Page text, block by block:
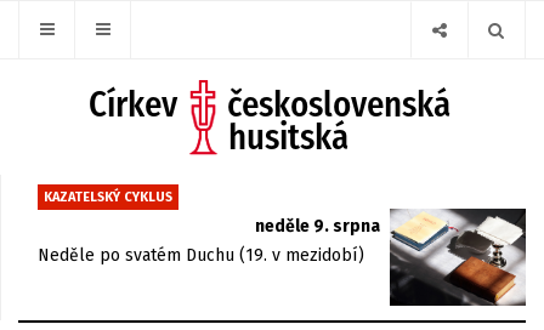
KAZATELSKÝ CYKLUS
neděle 9. srpna
Neděle po svatém Duchu (19. v mezidobí)